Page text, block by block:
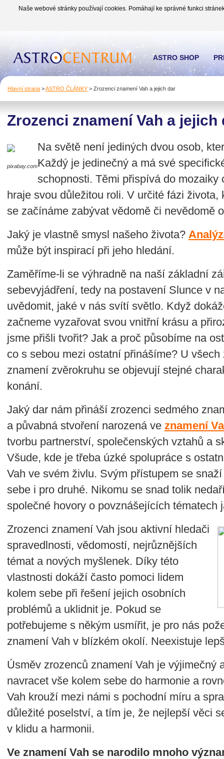
Naše webové stránky používají cookies. Pomáhají ke správné funkci
Hlavní strana >ASTRO ČLÁNKY > Zrozenci znamení Vah a jejich dar
Zrozenci znamení Vah a jejich
pixabay.com
Na světě není jediných dvou osob,
Každý je jedinečný a má své
schopnosti. Těmi přispívá do mozaiky
hraje svou důležitou roli. V určité fázi
se začínáme zabývat vědomě či nevědomě
Jaký je vlastně smysl našeho života?
může být inspirací při jeho hledání.
Zaměříme-li se výhradně na naší základní
sebevyjádření, tedy na postavení Slunce v
uvědomit, jaké v nás svítí světlo. Když
začneme vyzařovat svou vnitřní krásu a
jsme přišli tvořit? Jak a proč působíme na
co s sebou mezi ostatní přinášíme? U
znamení zvěrokruhu se objevují stejné
konání.
Jaký dar nám přináší zrozenci sedmého
a půvabná stvoření narozená ve znamení
tvorbu partnerství, společenských vztahů a
Všude, kde je třeba úzké spolupráce s
Vah ve svém živlu. Svým přístupem se
sebe i pro druhé. Nikomu se snad tolik
společné hovory o povznášejících tématech
Zrozenci znamení Vah jsou aktivní hledači
spravedlnosti, vědomostí, nejrůznějších
témat a nových myšlenek. Díky této
vlastnosti dokáží často pomoci lidem
kolem sebe při řešení jejich osobních
problémů a uklidnit je. Pokud se
potřebujeme s někým usmířit, je pro nás
znamení Vah v blízkém okolí. Neexistuje
Úsměv zrozenců znamení Vah je výjimečný
navracet vše kolem sebe do harmonie a
Vah krouží mezi námi s pochodní míru a
důležité poselství, a tím je, že nejlepší věci
v klidu a harmonii.
Ve znamení Vah se narodilo mnoho
ASTRO SHOP